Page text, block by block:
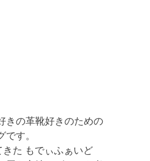
きの革靴好きのための
す。
た もでぃふぁいど